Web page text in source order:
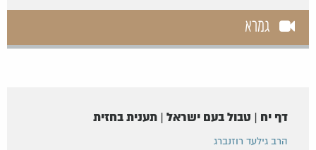
גמרא
דף יח | טבול בעם ישראל | תענית בחזית
הרב גילעד רוזנברג